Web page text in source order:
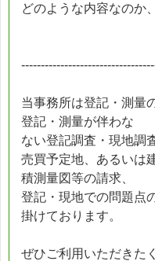
どのような内容なのか
当事務所は登記・測量
登記・測量が伴わな
ない登記調査・現地調
売買予定地、あるいは
積測量図等の請求、
登記・現地での問題点
掛けております。
ぜひご利用いただきた